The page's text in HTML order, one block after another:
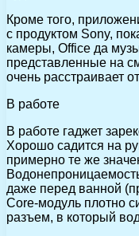
Кроме того,
с продуктом Sony,
камеры, Office да
представленные на
очень расстраивает
В работе
В работе гаджет
Хорошо садится на
примерно те же
даже перед ванной
Core-модуль плотно
разъем, в который